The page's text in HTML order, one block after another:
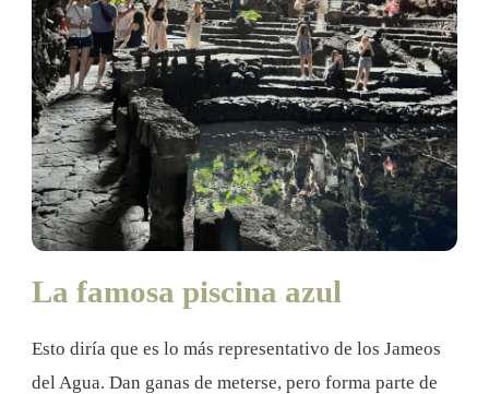
La famosa piscina azul
Esto diría que es lo más representativo de los Jameos
del Agua. Dan ganas de meterse, pero forma parte de